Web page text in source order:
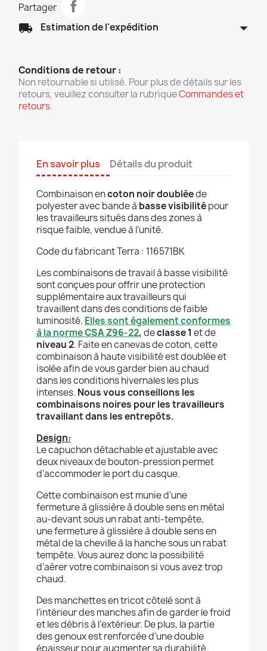
Partager
local_shipping Estimation de l'expédition arrow_drop_down
Conditions de retour :
Non retournable si utilisé. Pour plus de détails sur les
retours, veuillez consulter la rubriqueCommandes et
retours.
En savoir plus Détails du produit
Combinaison encoton noir doubléede
polyester avec bande à basse visibilitépour
les travailleurs situés dans des zones à
risque faible, vendue à l’unité.
Code du fabricant Terra : 116571BK
Les combinaisons de travail à basse visibilité
sont conçues pour offrir une protection
supplémentaire aux travailleurs qui
travaillent dans des conditions de faible
luminosité. Elles sont également conformes
à la normeCSAZ96-22, declasse 1 et de
niveau 2. Faite en canevas de coton, cette
combinaison à haute visibilité est doublée et
isolée afin de vous garder bien au chaud
dans les conditions hivernales les plus
intenses. Nous vous conseillons les
combinaisons noires pour les travailleurs
travaillant dans les entrepôts.
Design:
Le capuchon détachable et ajustable avec
deux niveaux de bouton-pression permet
d’accommoder le port du casque.
Cette combinaison est munie d’une
fermeture à glissière à double sens en métal
au-devant sous un rabat anti-tempête,
une fermeture à glissière à double sens en
métal de la cheville à la hanche sous un rabat
tempête. Vous aurez donc la possibilité
d’aérer votre combinaison si vous avez trop
chaud.
Des manchettes en tricot côtelé sont à
l’intérieur des manches afin de garder le froid
et les débris à l’extérieur. De plus, la partie
des genoux est renforcée d’une double